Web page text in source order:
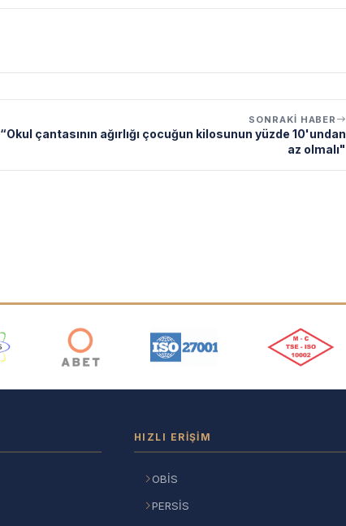
SONRAKI HABER
“Okul çantasının ağırlığı çocuğun kilosunun yüzde 10'undan
az olmalı"
HIZLI ERIŞIM
OBİS
PERSİS